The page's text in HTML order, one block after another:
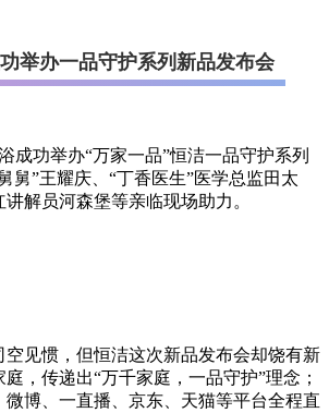
举办一品守护系列新品发布会
成功举办“万家一品”恒洁一品守护系列
舅”王耀庆、“丁香医生”医学总监田太
解员河森堡等亲临现场助力。
空见惯，但恒洁这次新品发布会却饶有新
，传递出“万千家庭，一品守护”理念；
博、一直播、京东、天猫等平台全程直